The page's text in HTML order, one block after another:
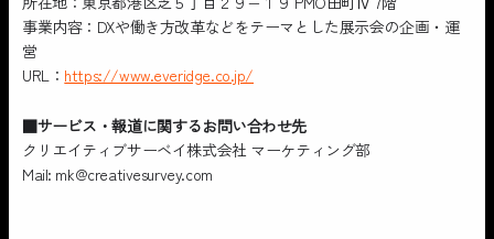
事業内容：DXや働き方改革などをテーマとした展示会の企画・運
営
URL： https://www.everidge.co.jp/
■サービス・報道に関するお問い合わせ先
クリエイティブサーベイ株式会社 マーケティング部
Mail: mk@creativesurvey.com